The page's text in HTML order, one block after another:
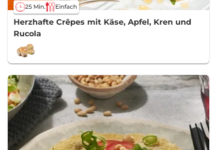
25 Min. Einfach
Herzhafte Crêpes mit Käse, Apfel, Kren und
Rucola